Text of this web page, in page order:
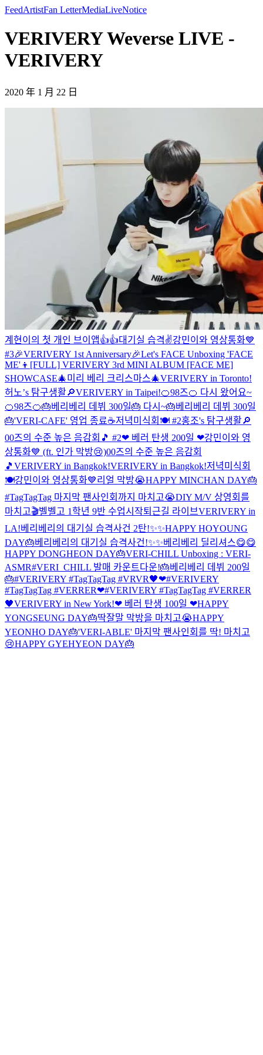
FeedArtistFan LetterMediaLiveNotice
VERIVERY Weverse LIVE -
VERIVERY
2020 年 1 月 22 日
계현이의 첫 개인 브이앱👍👍대기실 습격✌️강민이와 영상통화💙
#3🎉VERIVERY 1st Anniversary🎉Let's FACE Unboxing 'FACE
ME'👦 [FULL] VERIVERY 3rd MINI ALBUM [FACE ME]
SHOWCASE🎄미리 베리 크리스마스🎄VERIVERY in Toronto!
허노’s 탐구생활🔎VERIVERY in Taipei!🍊98즈🍊 다시 왔어요~
🍊98즈🍊🎂베리베리 데뷔 300일🎂 다시~🎂베리베리 데뷔 300일
🎂'VERI-CAFE' 영업 종료☕저녁미식회🍽 #2홍조's 탐구생활🔎
00즈의 수준 높은 음감회🎵 #2❤ 베러 탄생 200일 ❤강민이와 영
상통화💙 (ft. 인가 막방😢)00즈의 수준 높은 음감회
🎵 VERIVERY in Bangkok!VERIVERY in Bangkok!저녁미식회
🍽강민이와 영상통화💙리얼 막방😭HAPPY MINCHAN DAY🎂
#TagTagTag 마지막 팬사인회까지 마치고😭DIY M/V 상영회를
마치고🎬벨벨고 1학년 9반 수업시작퇴근길 라이브VERIVERY in
LA!베리베리의 대기실 습격사건 2탄!✨✨HAPPY HOYOUNG
DAY🎂베리베리의 대기실 습격사건!✨✨베리베리 딜리셔스😋😋
HAPPY DONGHEON DAY🎂VERI-CHILL Unboxing : VERI-
ASMR#VERI_CHILL 발매 카운트다운!🎂베리베리 데뷔 200일
🎂#VERIVERY #TagTagTag #VRVR🖤❤#VERIVERY
#TagTagTag #VERRER❤#VERIVERY #TagTagTag #VERRER
🖤VERIVERY in New York!❤ 베러 탄생 100일 ❤HAPPY
YONGSEUNG DAY🎂딱잘말 막방을 마치고😭HAPPY
YEONHO DAY🎂'VERI-ABLE' 마지막 팬사인회를 딱! 마치고
😢HAPPY GYEHYEON DAY🎂